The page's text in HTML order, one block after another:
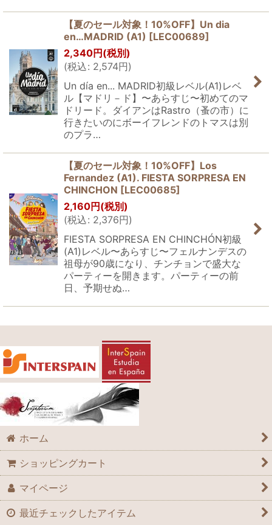
【夏のセール対象！10%OFF】Un dia
en…MADRID (A1) [LEC00689]
2,340円(税別)
(税込: 2,574円)
Un día en... MADRID初級レベル(A1)レベ
ル【マドリ－ド】〜あらすじ〜初めてのマ
ドリード。ダイアンはRastro（蚤の市）に
行きたいのにボーイフレンドのトマスは別
のプラ…
【夏のセール対象！10%OFF】Los
Fernandez (A1). FIESTA SORPRESA EN
CHINCHON [LEC00685]
2,160円(税別)
(税込: 2,376円)
FIESTA SORPRESA EN CHINCHÓN初級
(A1)レベル〜あらすじ〜フェルナンデスの
祖母が90歳になり、チンチョンで盛大な
パーティーを開きます。パーティーの前
日、予期せぬ…
ホーム
ショッピングカート
マイページ
最近チェックしたアイテム